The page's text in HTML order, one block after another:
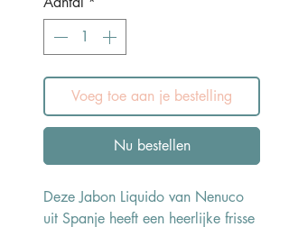
Voeg toe aan je bestelling
Nu bestellen
Deze Jabon Liquido van Nenuco
uit Spanje heeft een heerlijke frisse